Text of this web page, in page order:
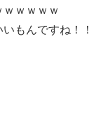
ｗｗｗｗ
もんですね！！